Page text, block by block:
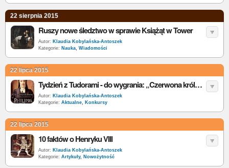
22 sierpnia 2015
Ruszy nowe śledztwo w sprawie Książąt w Tower
Autor: Klaudia Kobylańska-Antoszek
Kategorie: Nauka, Wiadomości
22 lipca 2015
Tydzień z Tudorami - do wygrania: „Czerwona królowa” [wyniki]
Autor: Klaudia Kobylańska-Antoszek
Kategorie: Aktualne, Konkursy
22 lipca 2015
10 faktów o Henryku VIII
Autor: Klaudia Kobylańska-Antoszek
Kategorie: Artykuły, Nowożytność